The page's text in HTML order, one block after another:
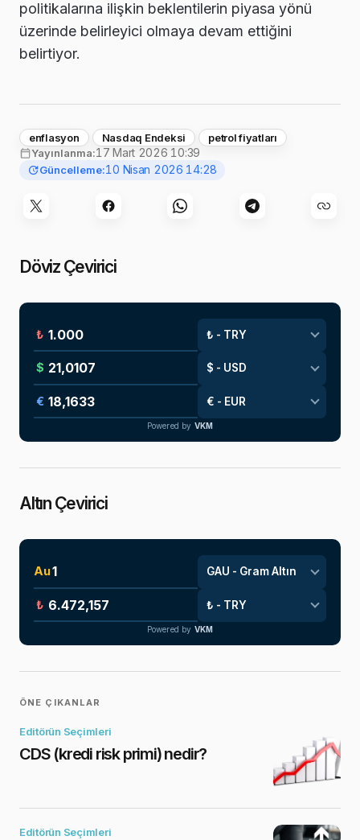
politikalarına ilişkin beklentilerin piyasa yönü
üzerinde belirleyici olmaya devam ettiğini
belirtiyor.
enflasyon Nasdaq Endeksi
petrol fiyatları
Yayınlanma:17 Mart 2026 10:39
Güncelleme:10 Nisan 2026 14:28
Döviz Çevirici
₺
$
€
Powered by VKM
Altın Çevirici
Au
₺
Powered by VKM
ÖNE ÇIKANLAR
Editörün Seçimleri
CDS (kredi risk primi) nedir?
Editörün Seçimleri